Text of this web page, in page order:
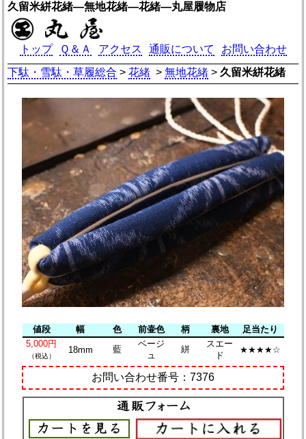
久留米絣花緒―無地花緒―花緒―丸屋履物店
トップ Ｑ＆Ａ アクセス 通販について
お問い合わせ
下駄・雪駄・草履総合 >花緒 >無地花緒 >久留米絣花緒
値段 幅 色 前壷色 柄 裏地
足当たり
5,000円
（税込）
18mm 藍
ベージ
ュ
絣
スエー
ド
★★★★☆
お問い合わせ番号：7376